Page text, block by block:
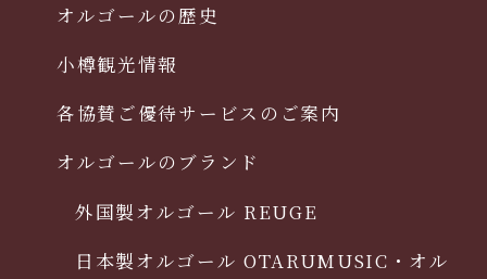
オルゴールの歴史
小樽観光情報
各協賛ご優待サービスのご案内
オルゴールのブランド
外国製オルゴール REUGE
日本製オルゴール OTARUMUSIC・オル